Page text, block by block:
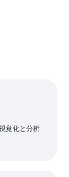
覚化と分析